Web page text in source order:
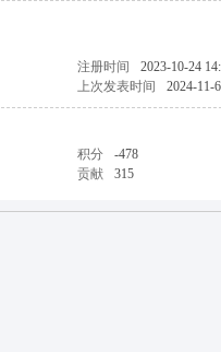
注册时间
2023-10-24
上次发表时间 2024-11-
积分
-478
贡献 315